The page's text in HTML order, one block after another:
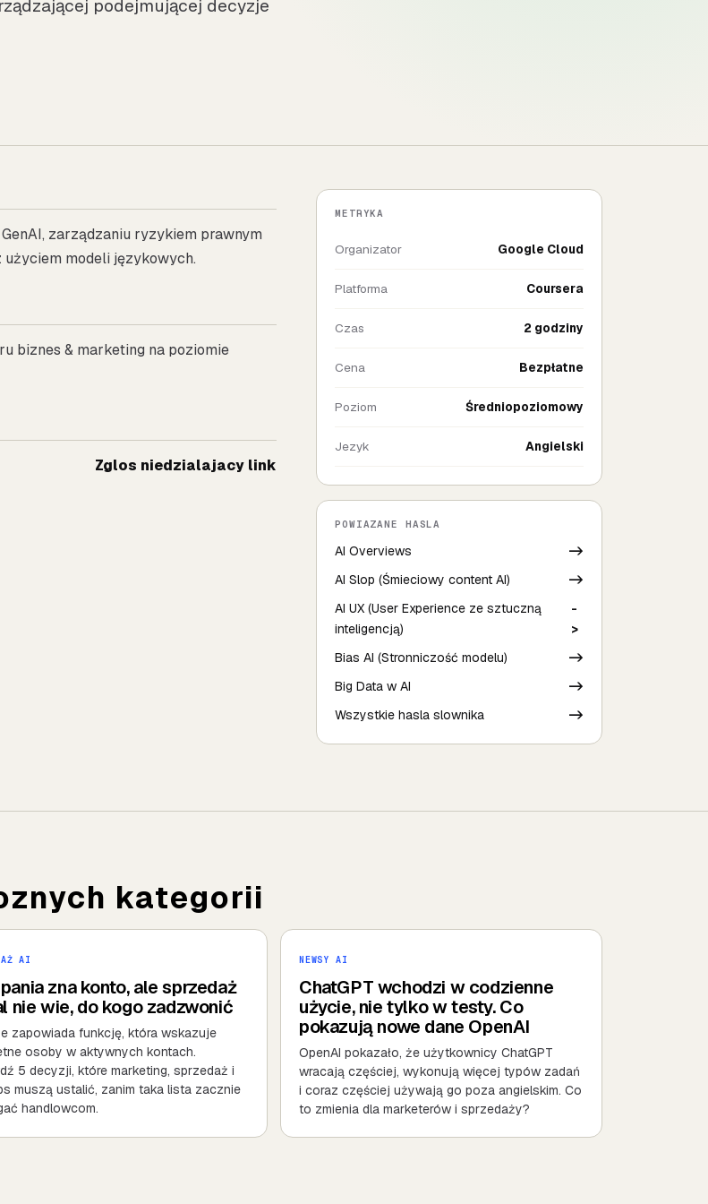
podejmującej decyzje
zarządzaniu ryzykiem prawnym
modeli językowych.
biznes & marketing na poziomie
Zglos niedzialajacy link
METRYKA
Organizator Google Cloud
Platforma Coursera
Czas 2 godziny
Cena Bezpłatne
Poziom Średniopoziomowy
Jezyk Angielski
POWIAZANE HASLA
AI Overviews
->
AI Slop (Śmieciowy content AI)
->
AI UX (User Experience ze sztuczną
inteligencją)
-
>
Bias AI (Stronniczość modelu)
->
Big Data w AI
->
Wszystkie hasla slownika
->
kategorii
AI
zna konto, ale sprzedaż
nie wie, do kogo zadzwonić
zapowiada funkcję, która wskazuje
osoby w aktywnych kontach.
5 decyzji, które marketing, sprzedaż i
muszą ustalić, zanim taka lista zacznie
handlowcom.
NEWSY AI
ChatGPT wchodzi w codzienne
użycie, nie tylko w testy. Co
pokazują nowe dane OpenAI
OpenAI pokazało, że użytkownicy ChatGPT
wracają częściej, wykonują więcej typów zadań
i coraz częściej używają go poza angielskim. Co
to zmienia dla marketerów i sprzedaży?